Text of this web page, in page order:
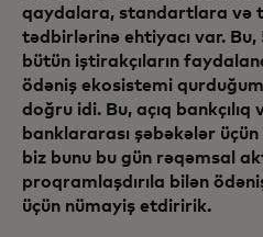
qaydalara, standartlara və
tədbirlərinə ehtiyacı var. Bu,
bütün iştirakçıların
ödəniş ekosistemi
doğru idi. Bu, açıq bankçılıq
banklararası şəbəkələr
biz bunu bu gün rəqəmsal
proqramlaşdırıla bilən
üçün nümayiş etdiririk.